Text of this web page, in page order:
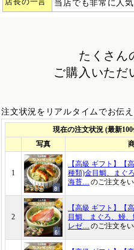
店長の一言 当店でも非常に人
たくさん
ご購入いただ
注文状況をリアルタイムでお伝え